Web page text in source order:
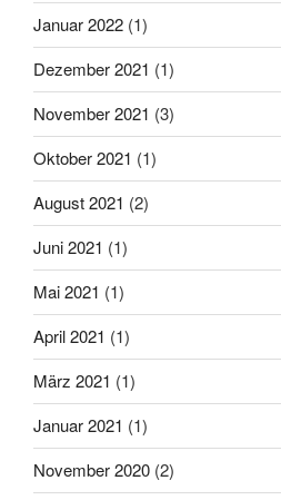
Januar 2022 (1)
Dezember 2021 (1)
November 2021 (3)
Oktober 2021 (1)
August 2021 (2)
Juni 2021 (1)
Mai 2021 (1)
April 2021 (1)
März 2021 (1)
Januar 2021 (1)
November 2020 (2)